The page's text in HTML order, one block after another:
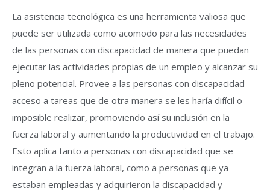
La asistencia tecnológica es una herramienta valiosa que
puede ser utilizada como acomodo para las necesidades
de las personas con discapacidad de manera que puedan
ejecutar las actividades propias de un empleo y alcanzar su
pleno potencial. Provee a las personas con discapacidad
acceso a tareas que de otra manera se les haría difícil o
imposible realizar, promoviendo así su inclusión en la
fuerza laboral y aumentando la productividad en el trabajo.
Esto aplica tanto a personas con discapacidad que se
integran a la fuerza laboral, como a personas que ya
estaban empleadas y adquirieron la discapacidad y